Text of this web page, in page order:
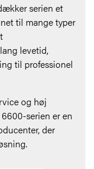
serien et
til mange typer
levetid,
til professionel
og høj
serien er en
der